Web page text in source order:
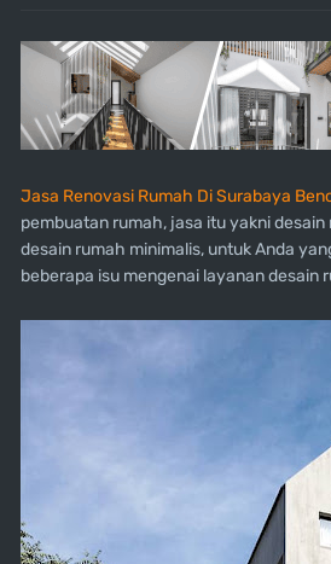
Jasa Renovasi Rumah Di Surabaya
pembuatan rumah, jasa itu yakni
desain rumah minimalis, untuk Anda
beberapa isu mengenai layanan desain